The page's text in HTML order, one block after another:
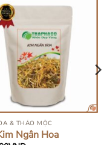
& THẢO MỘC
Ngân Hoa